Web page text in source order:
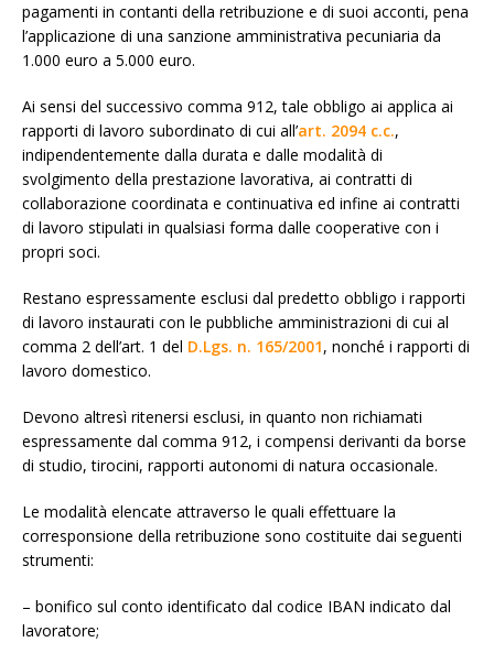
pagamenti in contanti della retribuzione e di suoi acconti, pena
l’applicazione di una sanzione amministrativa pecuniaria da
1.000 euro a 5.000 euro.
Ai sensi del successivo comma 912, tale obbligo ai applica ai
rapporti di lavoro subordinato di cui all’art. 2094 c.c.,
indipendentemente dalla durata e dalle modalità di
svolgimento della prestazione lavorativa, ai contratti di
collaborazione coordinata e continuativa ed infine ai contratti
di lavoro stipulati in qualsiasi forma dalle cooperative con i
propri soci.
Restano espressamente esclusi dal predetto obbligo i rapporti
di lavoro instaurati con le pubbliche amministrazioni di cui al
comma 2 dell’art. 1 del D.Lgs. n. 165/2001, nonché i rapporti di
lavoro domestico.
Devono altresì ritenersi esclusi, in quanto non richiamati
espressamente dal comma 912, i compensi derivanti da borse
di studio, tirocini, rapporti autonomi di natura occasionale.
Le modalità elencate attraverso le quali effettuare la
corresponsione della retribuzione sono costituite dai seguenti
strumenti:
– bonifico sul conto identificato dal codice IBAN indicato dal
lavoratore;